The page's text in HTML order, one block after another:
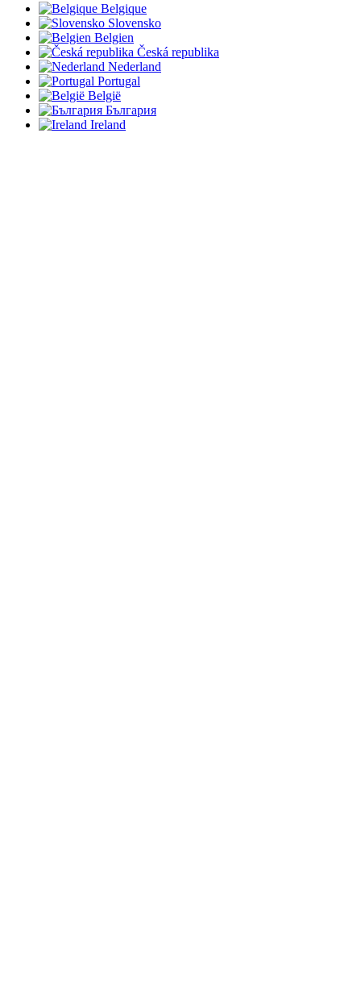
Belgique
Slovensko
Belgien
Česká republika
Nederland
Portugal
België
България
Ireland